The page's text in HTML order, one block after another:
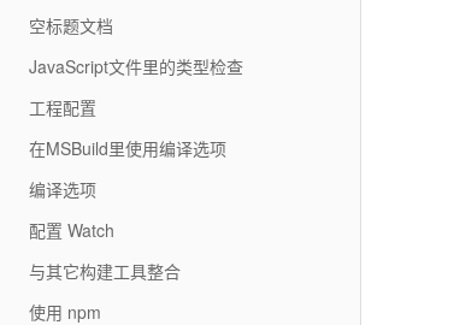
空标题文档
JavaScript文件里的类型检查
工程配置
在MSBuild里使用编译选项
编译选项
配置 Watch
与其它构建工具整合
使用 npm